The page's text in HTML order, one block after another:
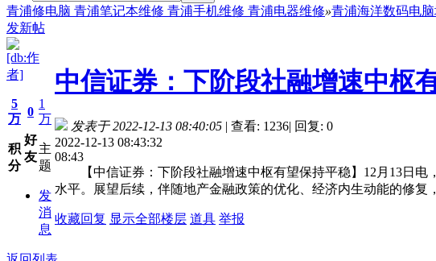
青浦修电脑 青浦笔记本维修 青浦手机维修 青浦电器维修»青浦海洋数码电
发新帖
[db:作
者]
5
万
积
分
0
好
友
1
万
主
题
发
消
息
中信证券：下阶段社融增速中枢
发表于 2022-12-13 08:40:05 | 查看: 1236| 回复: 0
2022-12-13 08:43:32
08:43
【中信证券：下阶段社融增速中枢有望保持平稳】12月13日电
水平。展望后续，伴随地产金融政策的优化、经济内生动能的修复
收藏回复 显示全部楼层 道具 举报